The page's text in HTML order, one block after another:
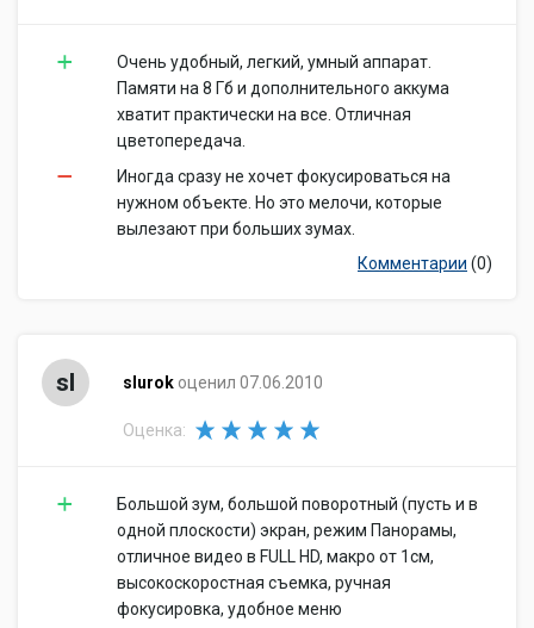
Очень удобный, легкий, умный аппарат.
Памяти на 8 Гб и дополнительного аккума
хватит практически на все. Отличная
цветопередача.
Иногда сразу не хочет фокусироваться на
нужном объекте. Но это мелочи, которые
вылезают при больших зумах.
Комментарии (0)
sl slurok оценил 07.06.2010
Оценка:
Большой зум, большой поворотный (пусть и в
одной плоскости) экран, режим Панорамы,
отличное видео в FULL HD, макро от 1см,
высокоскоростная съемка, ручная
фокусировка, удобное меню